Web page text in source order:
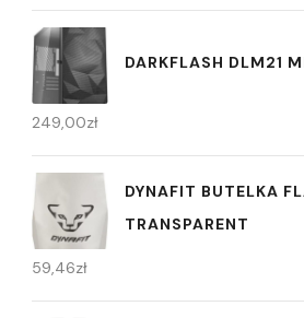
DARKFLASH DLM21
249,00zł
DYNAFIT BUTELKA
TRANSPARENT
59,46zł